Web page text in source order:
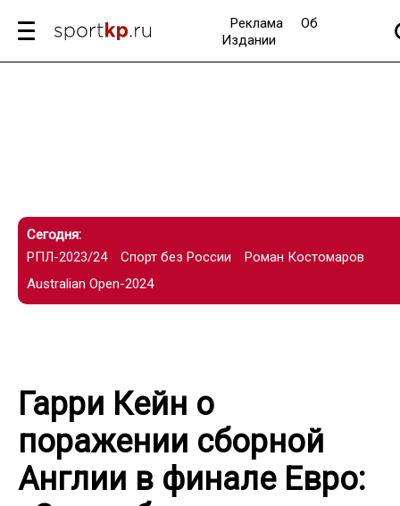
Реклама
Об
Издании
Сегодня:
РПЛ-2023/24
Спорт без России
Роман Костомаров
Australian Open-2024
Гарри Кейн о
поражении сборной
Англии в финале Евро: